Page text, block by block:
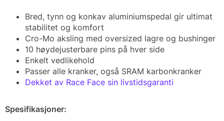
Bred, tynn og konkav aluminiumspedal gir ultimat
stabilitet og komfort
Cro-Mo aksling med oversized lagre og bushinger
10 høydejusterbare pins på hver side
Enkelt vedlikehold
Passer alle kranker, også SRAM karbonkranker
Dekket av Race Face sin livstidsgaranti
Spesifikasjoner: